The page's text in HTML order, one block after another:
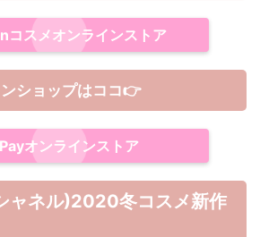
コスメオンラインストア
ショップはココ👉
オンラインストア
ャネル)2020冬コスメ新作